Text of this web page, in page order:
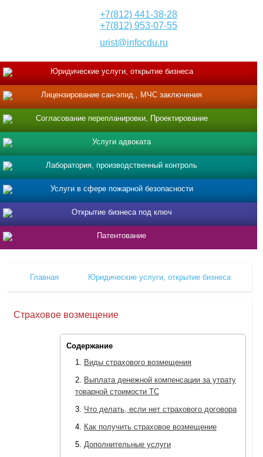
+7(812) 441-38-28
+7(812) 953-07-55
urist@infocdu.ru
Юридические услуги, открытие бизнеса
Лицензирование сан-эпид., МЧС заключения
Согласование перепланировки, Проектирование
Услуги адвоката
Лаборатория, производственный контроль
Услуги в сфере пожарной безопасности
Открытие бизнеса под ключ
Патентование
Главная Юридические услуги, открытие бизнеса
Страховое возмещение
Содержание
Виды страхового возмещения
Выплата денежной компенсации за утрату
товарной стоимости ТС
Что делать, если нет страхового договора
Как получить страховое возмещение
Дополнительные услуги